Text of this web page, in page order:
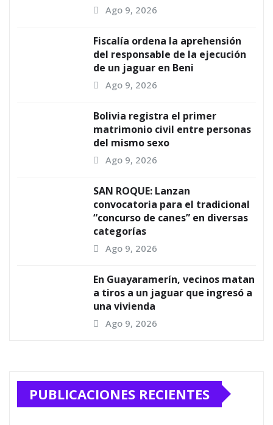
Ago 9, 2026
Fiscalía ordena la aprehensión
del responsable de la ejecución
de un jaguar en Beni
Ago 9, 2026
Bolivia registra el primer
matrimonio civil entre personas
del mismo sexo
Ago 9, 2026
SAN ROQUE: Lanzan
convocatoria para el tradicional
“concurso de canes” en diversas
categorías
Ago 9, 2026
En Guayaramerín, vecinos matan
a tiros a un jaguar que ingresó a
una vivienda
Ago 9, 2026
PUBLICACIONES RECIENTES